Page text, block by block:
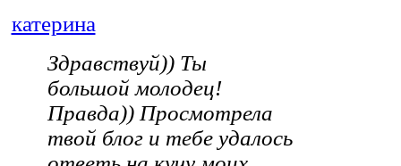
катерина
Здравствуй)) Ты
большой молодец!
Правда)) Просмотрела
твой блог и тебе удалось